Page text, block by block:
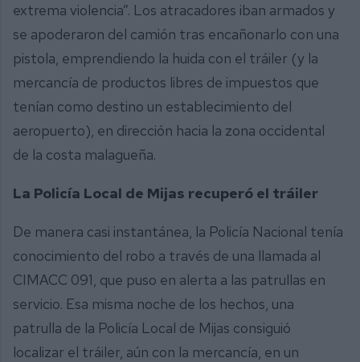
extrema violencia”. Los atracadores iban armados y
se apoderaron del camión tras encañonarlo con una
pistola, emprendiendo la huida con el tráiler (y la
mercancía de productos libres de impuestos que
tenían como destino un establecimiento del
aeropuerto), en dirección hacia la zona occidental
de la costa malagueña.
La Policía Local de Mijas recuperó el tráiler
De manera casi instantánea, la Policía Nacional tenía
conocimiento del robo a través de una llamada al
CIMACC 091, que puso en alerta a las patrullas en
servicio. Esa misma noche de los hechos, una
patrulla de la Policía Local de Mijas consiguió
localizar el tráiler, aún con la mercancía, en un